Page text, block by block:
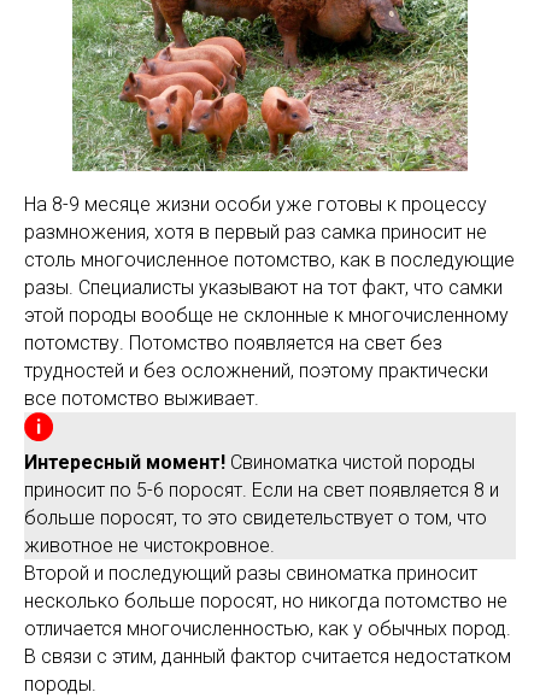
На 8-9 месяце жизни особи уже готовы к процессу
размножения, хотя в первый раз самка приносит не
столь многочисленное потомство, как в последующие
разы. Специалисты указывают на тот факт, что самки
этой породы вообще не склонные к многочисленному
потомству. Потомство появляется на свет без
трудностей и без осложнений, поэтому практически
все потомство выживает.
Интересный момент! Свиноматка чистой породы
приносит по 5-6 поросят. Если на свет появляется 8 и
больше поросят, то это свидетельствует о том, что
животное не чистокровное.
Второй и последующий разы свиноматка приносит
несколько больше поросят, но никогда потомство не
отличается многочисленностью, как у обычных пород.
В связи с этим, данный фактор считается недостатком
породы.